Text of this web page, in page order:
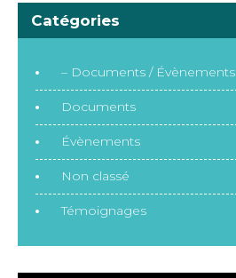
Catégories
– Documents / Évènements
Documents
Évènements
Non classé
Témoignages